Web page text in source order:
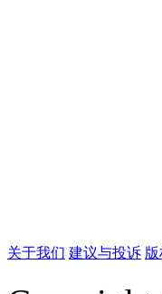
关于我们 建议与投诉